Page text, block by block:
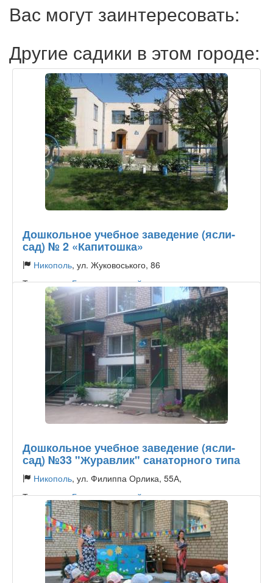
Вас могут заинтересовать:
Другие садики в этом городе:
Дошкольное учебное заведение (ясли-
сад) № 2 «Капитошка»
Никополь, ул. Жуковоського, 86
Тип садика:Государственный
Дошкольное учебное заведение (ясли-
сад) №33 "Журавлик" санаторного типа
Никополь, ул. Филиппа Орлика, 55А,
Тип садика:Государственный